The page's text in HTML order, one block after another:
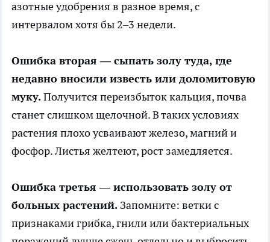
азотные удобрения в разное время, с
интервалом хотя бы 2–3 недели.
Ошибка вторая — сыпать золу туда, где
недавно вносили известь или доломитовую
муку.Получится переизбыток кальция, почва
станет слишком щелочной. В таких условиях
растения плохо усваивают железо, магний и
фосфор. Листья желтеют, рост замедляется.
Ошибка третья — использовать золу от
больных растений. Запомните: ветки с
признаками грибка, гнили или бактериальных